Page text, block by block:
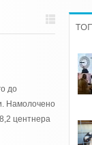
до
Намолочено
центнера